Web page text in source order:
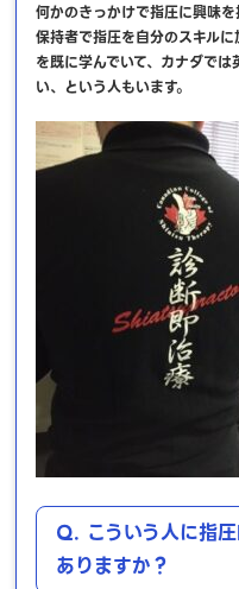
何かのきっかけで指圧に興味
保持者で指圧を自分のスキル
を既に学んでいて、カナダで
い、という人もいます。
Q. こういう人に指
ありますか？